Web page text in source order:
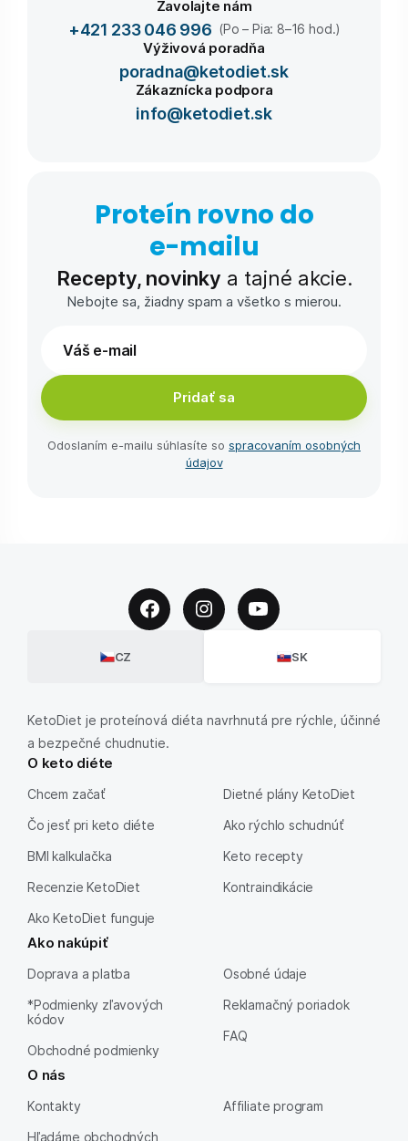
Zavolajte nám
+421 233 046 996 (Po – Pia: 8–16 hod.)
Výživová poradňa
poradna@ketodiet.sk
Zákaznícka podpora
info@ketodiet.sk
Proteín rovno do
e-⁠mailu
Recepty, novinky a tajné akcie.
Nebojte sa, žiadny spam a všetko s mierou.
Pridať sa
Odoslaním e-⁠mailu súhlasíte so spracovaním osobných
údajov
CZ SK
KetoDiet je proteínová diéta navrhnutá pre rýchle, účinné
a bezpečné chudnutie.
O keto diéte
Chcem začať
Čo jesť pri keto diéte
BMI kalkulačka
Recenzie KetoDiet
Ako KetoDiet funguje
Dietné plány KetoDiet
Ako rýchlo schudnúť
Keto recepty
Kontraindikácie
Ako nakúpiť
Doprava a platba
*Podmienky zľavových
kódov
Obchodné podmienky
Osobné údaje
Reklamačný poriadok
FAQ
O nás
Kontakty
Hľadáme obchodných
Affiliate program